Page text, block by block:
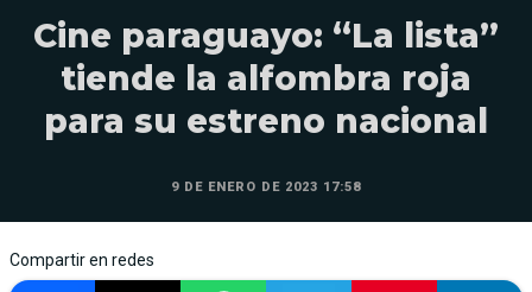
Cine paraguayo: “La lista”
tiende la alfombra roja
para su estreno nacional
9 DE ENERO DE 2023 17:58
Compartir en redes